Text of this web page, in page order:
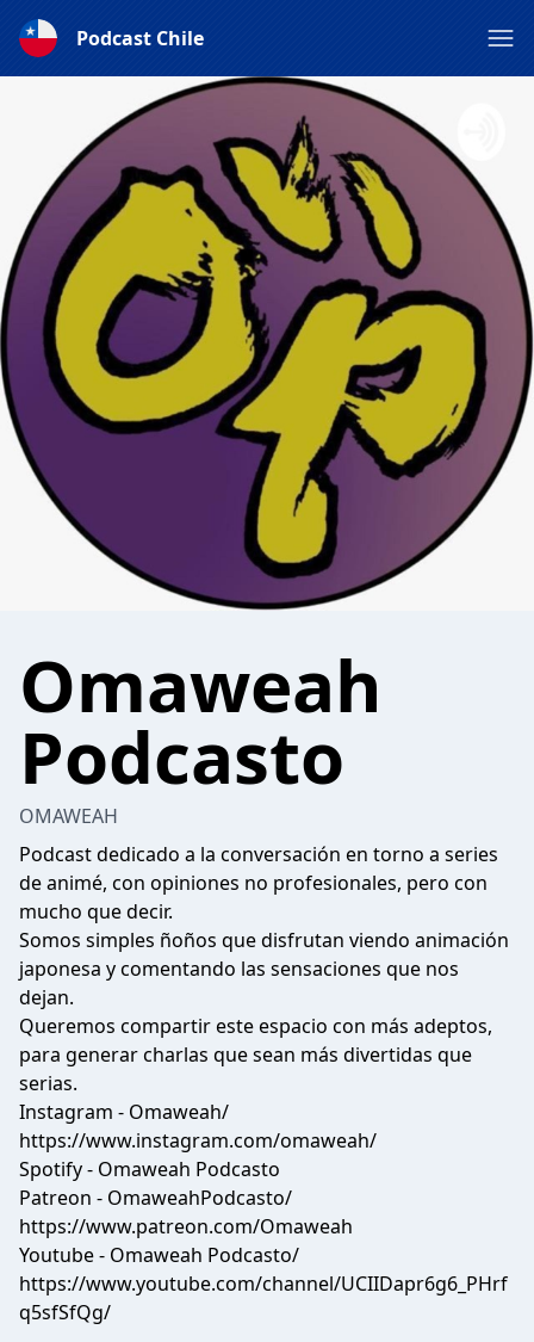
Podcast Chile
Omaweah
Podcasto
OMAWEAH
Podcast dedicado a la conversación en torno a series
de animé, con opiniones no profesionales, pero con
mucho que decir.
Somos simples ñoños que disfrutan viendo animación
japonesa y comentando las sensaciones que nos
dejan.
Queremos compartir este espacio con más adeptos,
para generar charlas que sean más divertidas que
serias.
Instagram - Omaweah/
https://www.instagram.com/omaweah/
Spotify - Omaweah Podcasto
Patreon - OmaweahPodcasto/
https://www.patreon.com/Omaweah
Youtube - Omaweah Podcasto/
https://www.youtube.com/channel/UCIIDapr6g6_PHrf
q5sfSfQg/